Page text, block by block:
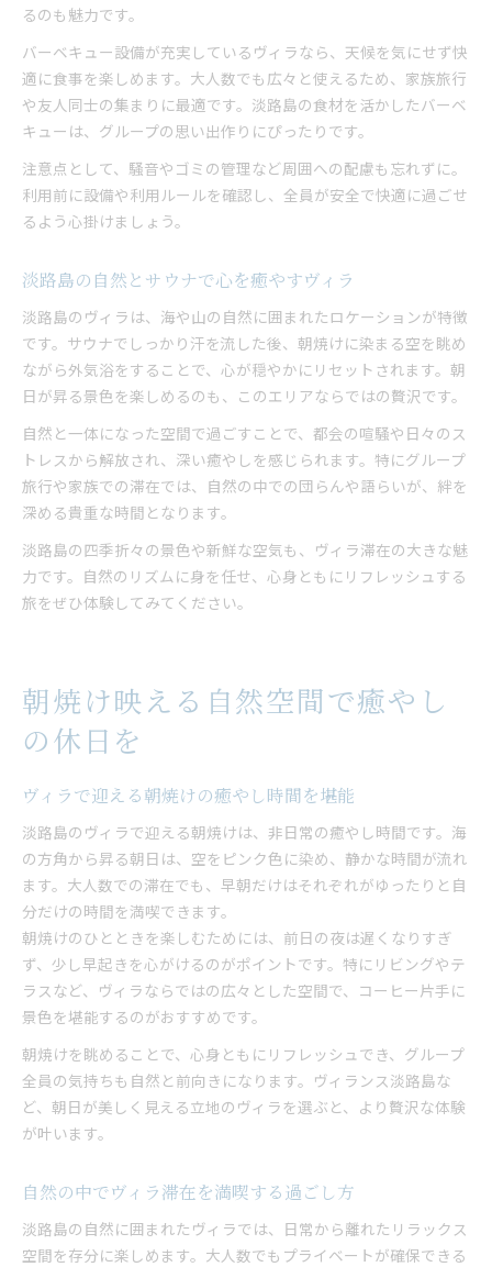
るのも魅力です。
バーベキュー設備が充実しているヴィラなら、天候を気にせず快
適に食事を楽しめます。大人数でも広々と使えるため、家族旅行
や友人同士の集まりに最適です。淡路島の食材を活かしたバーベ
キューは、グループの思い出作りにぴったりです。
注意点として、騒音やゴミの管理など周囲への配慮も忘れずに。
利用前に設備や利用ルールを確認し、全員が安全で快適に過ごせ
るよう心掛けましょう。
淡路島の自然とサウナで心を癒やすヴィラ
淡路島のヴィラは、海や山の自然に囲まれたロケーションが特徴
です。サウナでしっかり汗を流した後、朝焼けに染まる空を眺め
ながら外気浴をすることで、心が穏やかにリセットされます。朝
日が昇る景色を楽しめるのも、このエリアならではの贅沢です。
自然と一体になった空間で過ごすことで、都会の喧騒や日々のス
トレスから解放され、深い癒やしを感じられます。特にグループ
旅行や家族での滞在では、自然の中での団らんや語らいが、絆を
深める貴重な時間となります。
淡路島の四季折々の景色や新鮮な空気も、ヴィラ滞在の大きな魅
力です。自然のリズムに身を任せ、心身ともにリフレッシュする
旅をぜひ体験してみてください。
朝焼け映える自然空間で癒やし
の休日を
ヴィラで迎える朝焼けの癒やし時間を堪能
淡路島のヴィラで迎える朝焼けは、非日常の癒やし時間です。海
の方角から昇る朝日は、空をピンク色に染め、静かな時間が流れ
ます。大人数での滞在でも、早朝だけはそれぞれがゆったりと自
分だけの時間を満喫できます。
朝焼けのひとときを楽しむためには、前日の夜は遅くなりすぎ
ず、少し早起きを心がけるのがポイントです。特にリビングやテ
ラスなど、ヴィラならではの広々とした空間で、コーヒー片手に
景色を堪能するのがおすすめです。
朝焼けを眺めることで、心身ともにリフレッシュでき、グループ
全員の気持ちも自然と前向きになります。ヴィランス淡路島な
ど、朝日が美しく見える立地のヴィラを選ぶと、より贅沢な体験
が叶います。
自然の中でヴィラ滞在を満喫する過ごし方
淡路島の自然に囲まれたヴィラでは、日常から離れたリラックス
空間を存分に楽しめます。大人数でもプライベートが確保できる